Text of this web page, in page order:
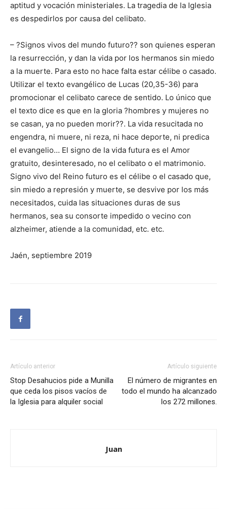
aptitud y vocación ministeriales. La tragedia de la Iglesia
es despedirlos por causa del celibato.
– ?Signos vivos del mundo futuro?? son quienes esperan
la resurrección, y dan la vida por los hermanos sin miedo
a la muerte. Para esto no hace falta estar célibe o casado.
Utilizar el texto evangélico de Lucas (20,35-36) para
promocionar el celibato carece de sentido. Lo único que
el texto dice es que en la gloria ?hombres y mujeres no
se casan, ya no pueden morir??. La vida resucitada no
engendra, ni muere, ni reza, ni hace deporte, ni predica
el evangelio… El signo de la vida futura es el Amor
gratuito, desinteresado, no el celibato o el matrimonio.
Signo vivo del Reino futuro es el célibe o el casado que,
sin miedo a represión y muerte, se desvive por los más
necesitados, cuida las situaciones duras de sus
hermanos, sea su consorte impedido o vecino con
alzheimer, atiende a la comunidad, etc. etc.
Jaén, septiembre 2019
Artículo anterior
Stop Desahucios pide a Munilla
que ceda los pisos vacíos de
la Iglesia para alquiler social
Artículo siguiente
El número de migrantes en
todo el mundo ha alcanzado
los 272 millones.
Juan